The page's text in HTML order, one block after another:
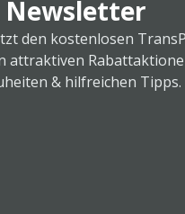
Newsletter
den kostenlosen
attraktiven
& hilfreichen Tipps.